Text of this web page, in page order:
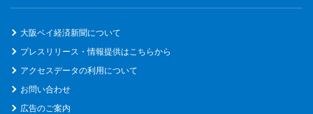
大阪ベイ経済新聞について
プレスリリース・情報提供はこちらから
アクセスデータの利用について
お問い合わせ
広告のご案内